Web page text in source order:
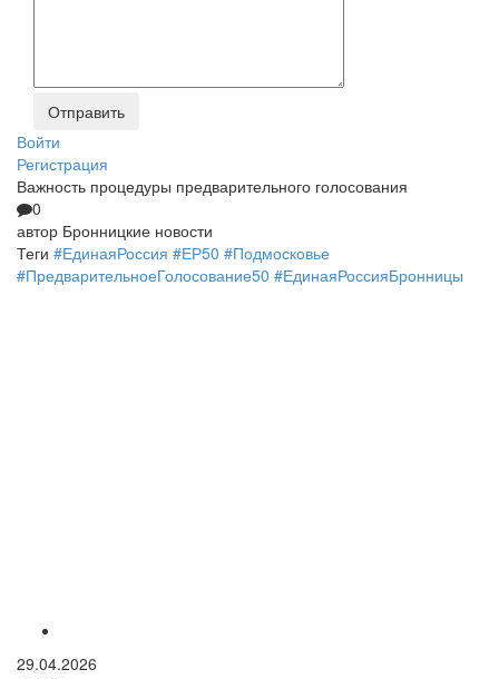
Войти
Регистрация
Важность процедуры предварительного голосования
0
автор Бронницкие новости
Теги #ЕдинаяРоссия #ЕР50 #Подмосковье
#ПредварительноеГолосование50 #ЕдинаяРоссияБронницы
29.04.2026